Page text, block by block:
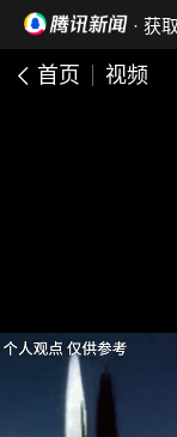
· 获
首页 视频